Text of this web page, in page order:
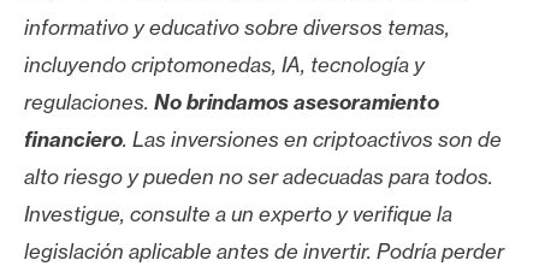
informativo y educativo sobre diversos temas,
incluyendo criptomonedas, IA, tecnología y
regulaciones. No brindamos asesoramiento
financiero. Las inversiones en criptoactivos son de
alto riesgo y pueden no ser adecuadas para todos.
Investigue, consulte a un experto y verifique la
legislación aplicable antes de invertir. Podría perder